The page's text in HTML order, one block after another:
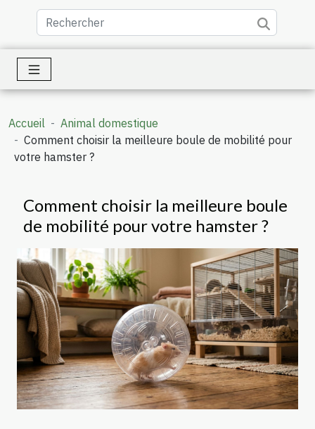
Accueil
Animal domestique
Comment choisir la meilleure boule de mobilité pour
votre hamster ?
Comment choisir la meilleure boule
de mobilité pour votre hamster ?